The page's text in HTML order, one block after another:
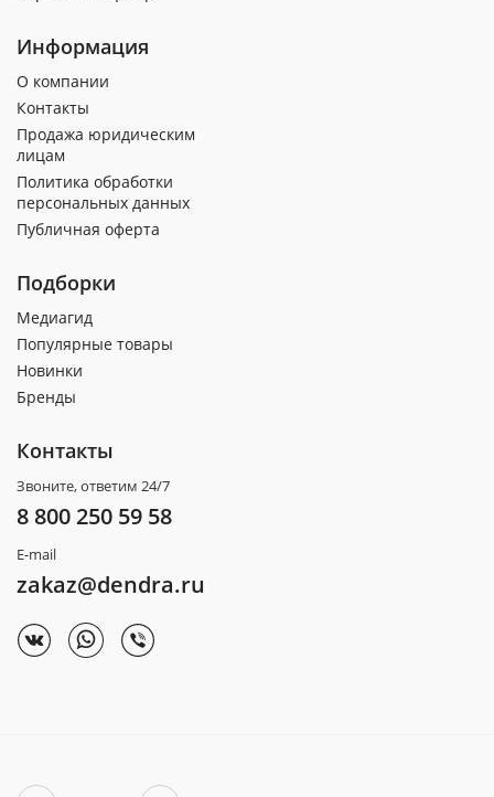
Информация
О компании
Контакты
Продажа юридическим
лицам
Политика обработки
персональных данных
Публичная оферта
Подборки
Медиагид
Популярные товары
Новинки
Бренды
Контакты
Звоните, ответим 24/7
8 800 250 59 58
E-mail
zakaz@dendra.ru